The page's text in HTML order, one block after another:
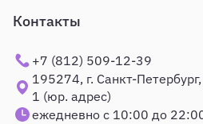
Контакты
+7 (812) 509-12-39
195274, г. Санкт-
1 (юр. адрес)
ежедневно с 10:00 до